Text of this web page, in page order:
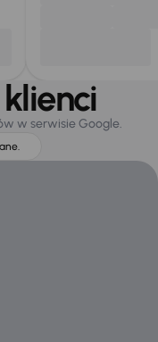
w serwisie Google.